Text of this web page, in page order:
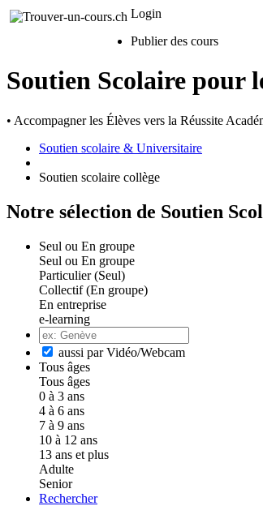
Login
Publier des cours
Soutien Scolaire pour
• Accompagner les Élèves vers la Réussite
Soutien scolaire & Universitaire
Soutien scolaire collège
Notre sélection de Soutien
Seul ou En groupe
Seul ou En groupe
Particulier (Seul)
Collectif (En groupe)
En entreprise
e-learning
aussi par Vidéo/Webcam
Tous âges
Tous âges
0 à 3 ans
4 à 6 ans
7 à 9 ans
10 à 12 ans
13 ans et plus
Adulte
Senior
Rechercher